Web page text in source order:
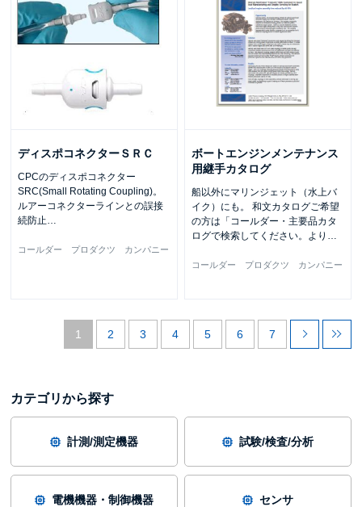
ディスポコネクターＳＲＣ
CPCのディスポコネクター
SRC(Small Rotating Coupling)。
ルアーコネクターラインとの誤接
続防止…
コールダー プロダクツ カンパニー
ボートエンジンメンテナンス
用継手カタログ
船以外にマリンジェット（水上バ
イク）にも。 和文カタログご希望
の方は「コールダー・主要品カタ
ログで検索してください。より …
コールダー プロダクツ カンパニー
1 2 3 4 5 6 7
カテゴリから探す
計測/測定機器 試験/検査/分析
電機機器・制御機器 センサ